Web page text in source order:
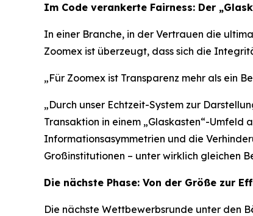
Im Code verankerte Fairness: Der
In einer Branche, in der Vertrauen die
Zoomex ist überzeugt, dass sich die
„Für Zoomex ist Transparenz mehr als ein
„Durch unser Echtzeit-System zur
Transaktion in einem „Glaskasten“-Umfeld
Informationsasymmetrien und die
Großinstitutionen – unter wirklich gleichen
Die nächste Phase: Von der Größe zur
Die nächste Wettbewerbsrunde unter den